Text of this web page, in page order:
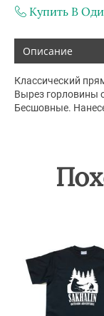
Купить В
Описание
Классический
Вырез горловины
Бесшовные.